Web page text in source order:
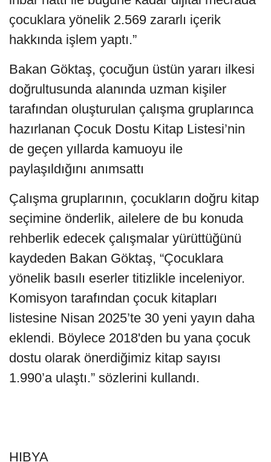
çocuklara yönelik 2.569 zararlı içerik
hakkında işlem yaptı.”
Bakan Göktaş, çocuğun üstün yararı ilkesi
doğrultusunda alanında uzman kişiler
tarafından oluşturulan çalışma gruplarınca
hazırlanan Çocuk Dostu Kitap Listesi’nin
de geçen yıllarda kamuoyu ile
paylaşıldığını anımsattı
Çalışma gruplarının, çocukların doğru kitap
seçimine önderlik, ailelere de bu konuda
rehberlik edecek çalışmalar yürüttüğünü
kaydeden Bakan Göktaş, “Çocuklara
yönelik basılı eserler titizlikle inceleniyor.
Komisyon tarafından çocuk kitapları
listesine Nisan 2025’te 30 yeni yayın daha
eklendi. Böylece 2018'den bu yana çocuk
dostu olarak önerdiğimiz kitap sayısı
1.990’a ulaştı.” sözlerini kullandı.
HIBYA